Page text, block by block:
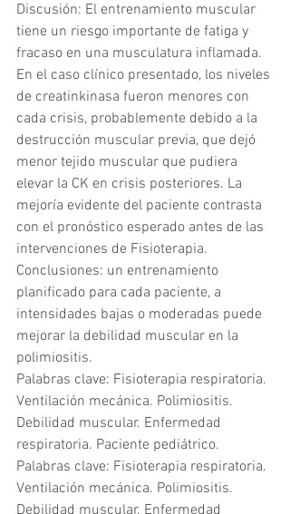
Discusión: El entrenamiento muscular
tiene un riesgo importante de fatiga y
fracaso en una musculatura inflamada.
En el caso clínico presentado, los niveles
de creatinkinasa fueron menores con
cada crisis, probablemente debido a la
destrucción muscular previa, que dejó
menor tejido muscular que pudiera
elevar la CK en crisis posteriores. La
mejoría evidente del paciente contrasta
con el pronóstico esperado antes de las
intervenciones de Fisioterapia.
Conclusiones: un entrenamiento
planificado para cada paciente, a
intensidades bajas o moderadas puede
mejorar la debilidad muscular en la
polimiositis.
Palabras clave: Fisioterapia respiratoria.
Ventilación mecánica. Polimiositis.
Debilidad muscular. Enfermedad
respiratoria. Paciente pediátrico.
Palabras clave: Fisioterapia respiratoria.
Ventilación mecánica. Polimiositis.
Debilidad muscular. Enfermedad